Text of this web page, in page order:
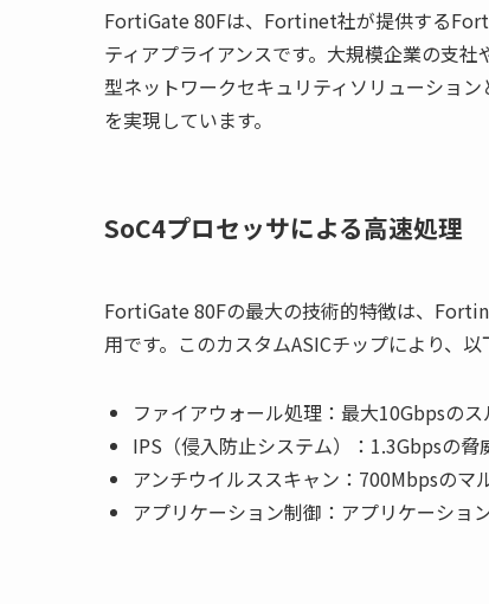
FortiGate 80Fは、Fortinet社が提供する
ティアプライアンスです。大規模企業の支
型ネットワークセキュリティソリューショ
を実現しています。
SoC4プロセッサによる高速処理
FortiGate 80Fの最大の技術的特徴は、
用です。このカスタムASICチップにより、
ファイアウォール処理：最大10Gbpsのス
IPS（侵入防止システム）：1.3Gbpsの脅
アンチウイルススキャン：700Mbpsのマ
アプリケーション制御：アプリケーショ